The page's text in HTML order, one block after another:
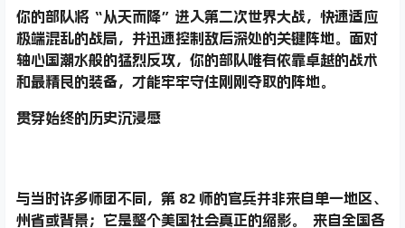
你的部队将“从天而降”进入第二次世界大战，快速适应
极端混乱的战局，并迅速控制敌后深处的关键阵地。面对
轴心国潮水般的猛烈反攻，你的部队唯有依靠卓越的战术
和最精良的装备，才能牢牢守住刚刚夺取的阵地。
贯穿始终的历史沉浸感
与当时许多师团不同，第 82 师的官兵并非来自单一地区、
州省或背景；它是整个美国社会真正的缩影。 来自全国各